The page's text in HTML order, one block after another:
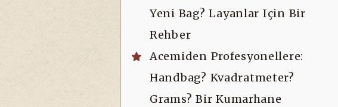
Yeni Bag? Layanlar Için Bir
Rehber
Acemiden Profesyonellere:
Handbag? Kvadratmeter?
Grams? Bir Kumarhane